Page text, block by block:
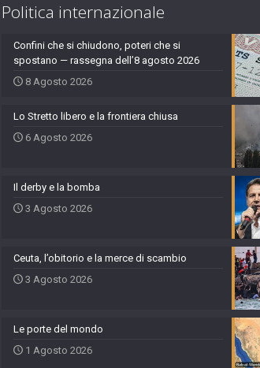
Politica internazionale
Confini che si chiudono, poteri che si
spostano — rassegna dell’8 agosto 2026
8 Agosto 2026
Lo Stretto libero e la frontiera chiusa
6 Agosto 2026
Il derby e la bomba
3 Agosto 2026
Ceuta, l’obitorio e la merce di scambio
3 Agosto 2026
Le porte del mondo
1 Agosto 2026